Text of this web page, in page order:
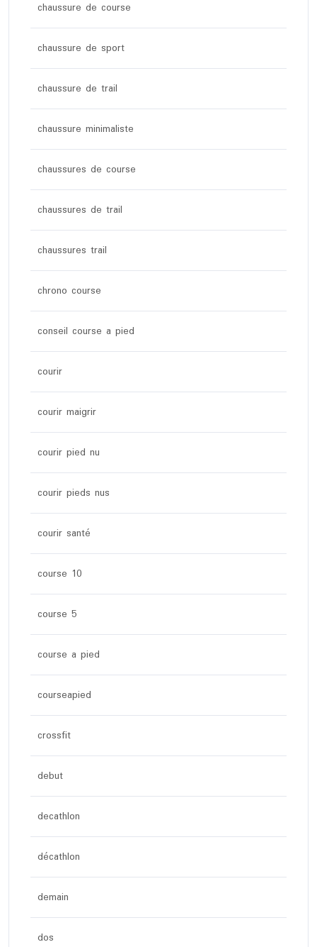
chaussure de course
chaussure de sport
chaussure de trail
chaussure minimaliste
chaussures de course
chaussures de trail
chaussures trail
chrono course
conseil course a pied
courir
courir maigrir
courir pied nu
courir pieds nus
courir santé
course 10
course 5
course a pied
courseapied
crossfit
debut
decathlon
décathlon
demain
dos